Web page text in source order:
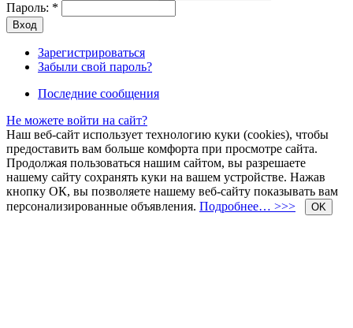
Пароль: *
Зарегистрироваться
Забыли свой пароль?
Последние сообщения
Не можете войти на сайт?
Наш веб-сайт использует технологию куки (cookies), чтобы
предоставить вам больше комфорта при просмотре сайта.
Продолжая пользоваться нашим сайтом, вы разрешаете
нашему сайту сохранять куки на вашем устройстве. Нажав
кнопку ОК, вы позволяете нашему веб-сайту показывать вам
персонализированные объявления. Подробнее… >>> OK